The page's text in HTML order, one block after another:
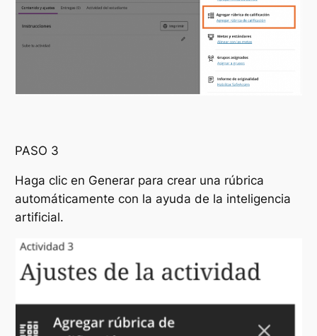
PASO 3
Haga clic en Generar para crear una rúbrica
automáticamente con la ayuda de la inteligencia
artificial.